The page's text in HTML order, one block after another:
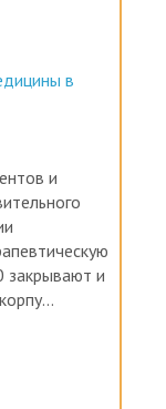
в
и
закрывают и